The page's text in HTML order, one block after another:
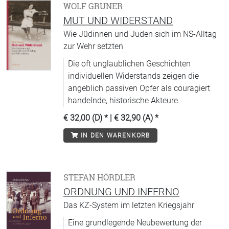
WOLF GRUNER
MUT UND WIDERSTAND
Wie Jüdinnen und Juden sich im NS-Alltag
zur Wehr setzten
Die oft unglaublichen Geschichten
individuellen Widerstands zeigen die
angeblich passiven Opfer als couragiert
handelnde, historische Akteure.
€ 32,00 (D) * | € 32,90 (A) *
IN DEN WARENKORB
STEFAN HÖRDLER
ORDNUNG UND INFERNO
Das KZ-System im letzten Kriegsjahr
Eine grundlegende Neubewertung der